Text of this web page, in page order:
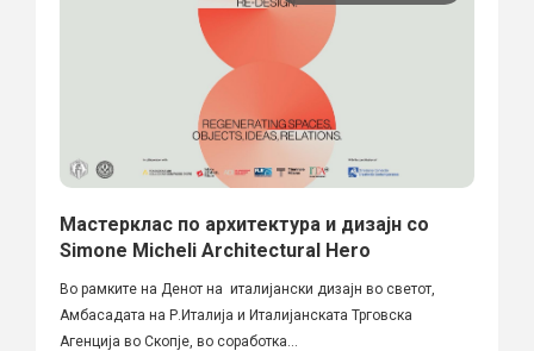
Мастерклас по архитектура и дизајн со
Simone Micheli Architectural Hero
Во рамките на Денот на италијански дизајн во светот,
Амбасадата на Р.Италија и Италијанската Трговска
Агенција во Скопје, во соработка...